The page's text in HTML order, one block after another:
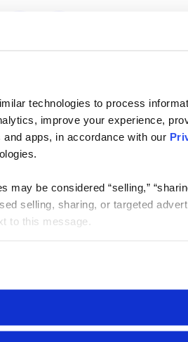
technologies to process
improve your experience,
apps, in accordance with our
may be considered “selling,”
selling, sharing, or targeted
to this message.